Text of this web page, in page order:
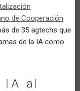
de Cooperación
de 35 agtechs que
de la IA como
al